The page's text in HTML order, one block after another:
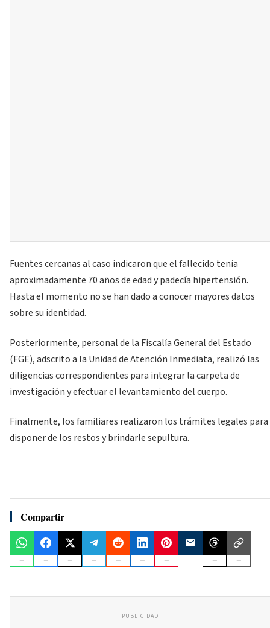
Fuentes cercanas al caso indicaron que el fallecido tenía
aproximadamente 70 años de edad y padecía hipertensión.
Hasta el momento no se han dado a conocer mayores datos
sobre su identidad.
Posteriormente, personal de la Fiscalía General del Estado
(FGE), adscrito a la Unidad de Atención Inmediata, realizó las
diligencias correspondientes para integrar la carpeta de
investigación y efectuar el levantamiento del cuerpo.
Finalmente, los familiares realizaron los trámites legales para
disponer de los restos y brindarle sepultura.
Compartir
PUBLICIDAD